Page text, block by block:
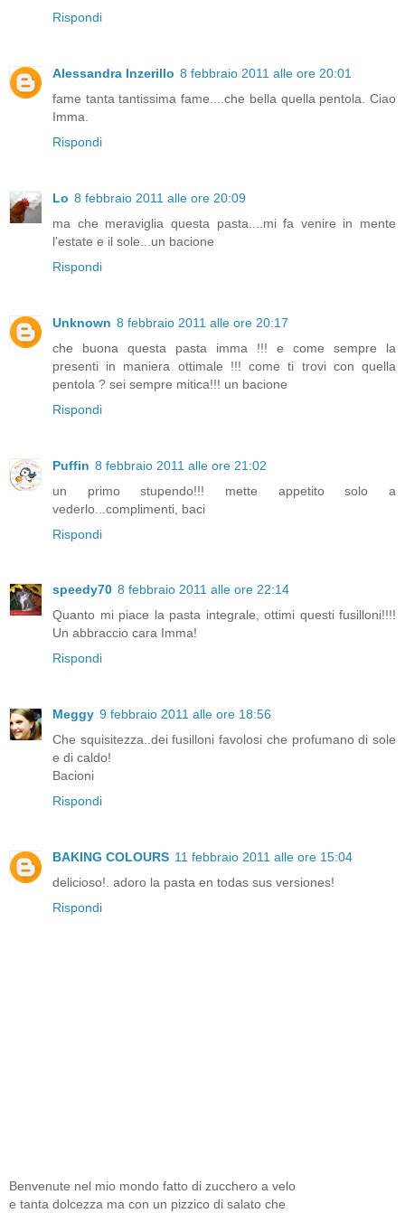
Rispondi
Alessandra Inzerillo 8 febbraio 2011 alle ore 20:01
fame tanta tantissima fame....che bella quella pentola. Ciao
Imma.
Rispondi
Lo 8 febbraio 2011 alle ore 20:09
ma che meraviglia questa pasta....mi fa venire in mente
l'estate e il sole...un bacione
Rispondi
Unknown 8 febbraio 2011 alle ore 20:17
che buona questa pasta imma !!! e come sempre la
presenti in maniera ottimale !!! come ti trovi con quella
pentola ? sei sempre mitica!!! un bacione
Rispondi
Puffin 8 febbraio 2011 alle ore 21:02
un primo stupendo!!! mette appetito solo a
vederlo...complimenti, baci
Rispondi
speedy70 8 febbraio 2011 alle ore 22:14
Quanto mi piace la pasta integrale, ottimi questi fusilloni!!!!
Un abbraccio cara Imma!
Rispondi
Meggy 9 febbraio 2011 alle ore 18:56
Che squisitezza..dei fusilloni favolosi che profumano di sole
e di caldo!
Bacioni
Rispondi
BAKING COLOURS 11 febbraio 2011 alle ore 15:04
delicioso!. adoro la pasta en todas sus versiones!
Rispondi
Benvenute nel mio mondo fatto di zucchero a velo
e tanta dolcezza ma con un pizzico di salato che